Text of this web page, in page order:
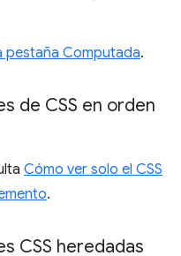
pestaña Computada.
de CSS en orden
Cómo ver solo el CSS
.
CSS heredadas